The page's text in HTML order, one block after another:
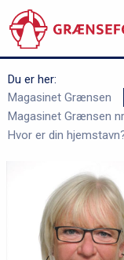
til
hovedindhold
Du er her:
Magasinet Grænsen
Magasinet Grænsen
Hvor er din